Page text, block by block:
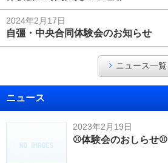
2024年2月17日
自彊・中央合同体験会のお知らせ
ニュース一覧
ニュース
2023年2月19日
⚾体験会のおしらせ⚾